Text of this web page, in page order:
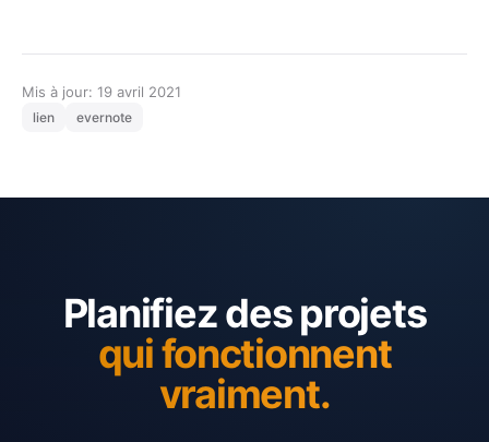
Mis à jour: 19 avril 2021
lien evernote
Planifiez des projets
qui fonctionnent
vraiment.